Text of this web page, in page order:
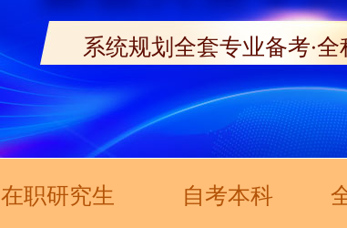
系统规划全套专业备考·
在职研究生 自考本科